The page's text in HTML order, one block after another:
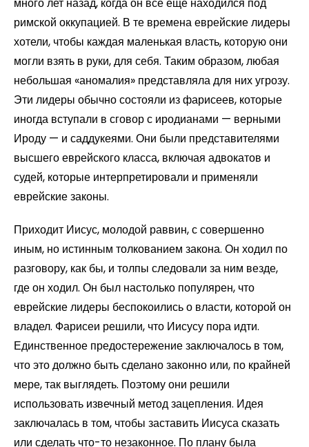
римской оккупацией. В те времена еврейские лидеры
хотели, чтобы каждая маленькая власть, которую они
могли взять в руки, для себя. Таким образом, любая
небольшая «аномалия» представляла для них угрозу.
Эти лидеры обычно состояли из фарисеев, которые
иногда вступали в сговор с иродианами — верными
Ироду — и саддукеями. Они были представителями
высшего еврейского класса, включая адвокатов и
судей, которые интерпретировали и применяли
еврейские законы.
Приходит Иисус, молодой раввин, с совершенно
иным, но истинным толкованием закона. Он ходил по
разговору, как бы, и толпы следовали за ним везде,
где он ходил. Он был настолько популярен, что
еврейские лидеры беспокоились о власти, которой он
владел. Фарисеи решили, что Иисусу пора идти.
Единственное предостережение заключалось в том,
что это должно быть сделано законно или, по крайней
мере, так выглядеть. Поэтому они решили
использовать извечный метод зацепления. Идея
заключалась в том, чтобы заставить Иисуса сказать
или сделать что-то незаконное. По плану была